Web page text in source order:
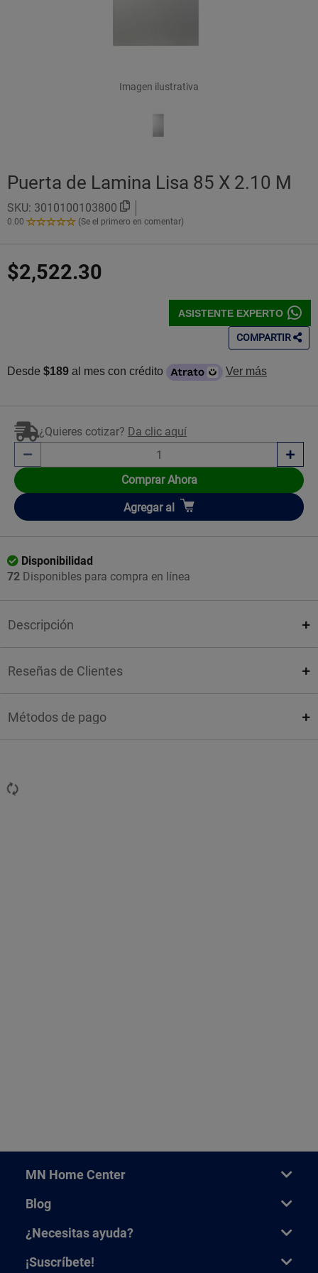
Imagen ilustrativa
Puerta de Lamina Lisa 85 X 2.10 M
SKU: 3010100103800
0.00
0.00
Estrellas!
(Se el primero en comentar)
$2,522.30
ASISTENTE EXPERTO
COMPARTIR
Desde $189 al mes con crédito Ver más
¿Quieres cotizar? Da clic aquí
Comprar Ahora
Añadir
Agregar al
Disponibilidad
72 Disponibles para compra en línea
Descripción
Reseñas de Clientes
Métodos de pago
MN Home Center
Blog
¿Necesitas ayuda?
¡Suscríbete!